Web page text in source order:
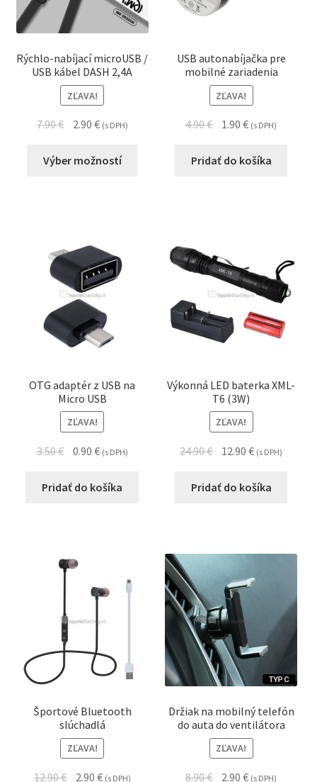
Rýchlo-nabíjací microUSB /
USB kábel DASH 2,4A
ZĽAVA!
7.90€ 2.90 € (s DPH)
Výber možností
USB autonabíjačka pre
mobilné zariadenia
ZĽAVA!
4.90€ 1.90€ (s DPH)
Pridať do košíka
OTG adaptér z USB na
Micro USB
ZĽAVA!
3.50€ 0.90 € (s DPH)
Pridať do košíka
Výkonná LED baterka XML-
T6 (3W)
ZĽAVA!
24.90€ 12.90€ (s DPH)
Pridať do košíka
Športové Bluetooth
slúchadlá
ZĽAVA!
12.90€ 2.90 € (s DPH)
Držiak na mobilný telefón
do auta do ventilátora
ZĽAVA!
8.90€ 2.90€ (s DPH)